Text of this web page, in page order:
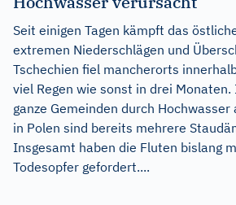
Seit einigen Tagen kämpft das
extremen Niederschlägen und
Tschechien fiel mancherorts
viel Regen wie sonst in drei
ganze Gemeinden durch
in Polen sind bereits mehrere
Insgesamt haben die Fluten bislang
Todesopfer gefordert....